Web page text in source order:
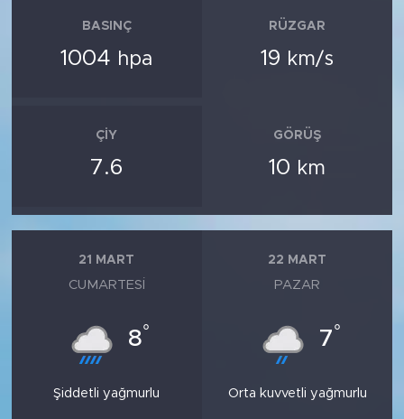
BASINÇ
1004 hpa
RÜZGAR
19 km/s
ÇIY
7.6
GÖRÜŞ
10 km
21 MART
CUMARTESI
8°
Şiddetli yağmurlu
22 MART
PAZAR
7°
Orta kuvvetli yağmurlu